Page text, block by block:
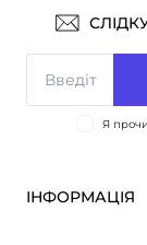
Я
ІНФОРМАЦІЯ